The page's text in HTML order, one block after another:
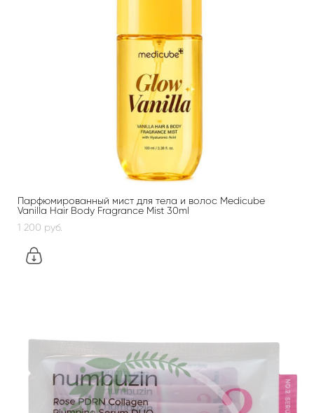
Парфюмированный мист для тела и волос Medicube
Vanilla Hair Body Fragrance Mist 30ml
1 200 pуб.